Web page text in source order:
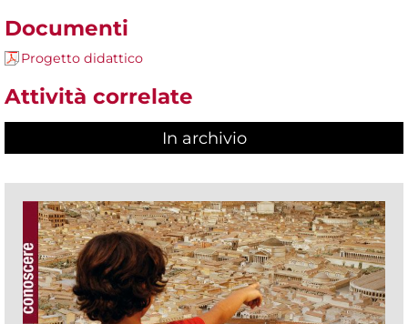
Documenti
Progetto didattico
Attività correlate
In archivio